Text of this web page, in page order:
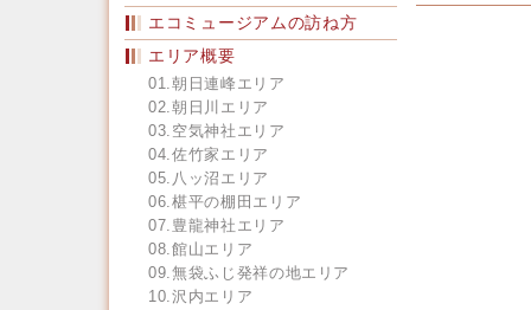
エコミュージアムの訪ね方
エリア概要
01.朝日連峰エリア
02.朝日川エリア
03.空気神社エリア
04.佐竹家エリア
05.八ッ沼エリア
06.椹平の棚田エリア
07.豊龍神社エリア
08.館山エリア
09.無袋ふじ発祥の地エリア
10.沢内エリア